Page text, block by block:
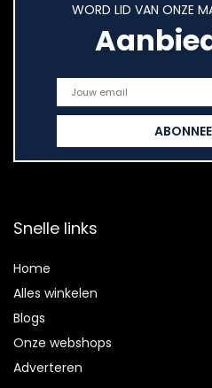
WORD LID VAN ONZE
Snelle links
Home
Alles winkelen
Blogs
Onze webshops
Adverteren